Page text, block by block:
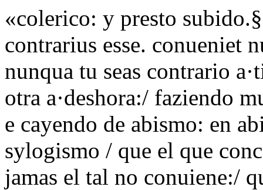
«colerico: y presto
contrarius esse. conueniet
nunqua tu seas contrario
otra a·deshora:/ faziendo
e cayendo de abismo: en
sylogismo / que el que
jamas el tal no conuiene:/